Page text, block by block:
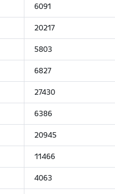
6091
20217
5803
6827
27430
6386
20945
11466
4063